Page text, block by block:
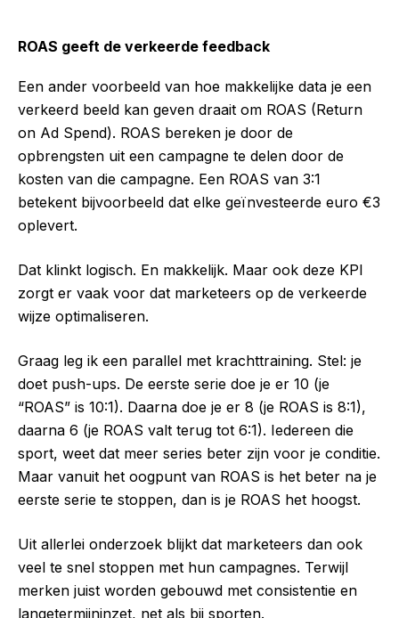
ROAS geeft de verkeerde feedback
Een ander voorbeeld van hoe makkelijke data je een
verkeerd beeld kan geven draait om ROAS (Return
on Ad Spend). ROAS bereken je door de
opbrengsten uit een campagne te delen door de
kosten van die campagne. Een ROAS van 3:1
betekent bijvoorbeeld dat elke geïnvesteerde euro €3
oplevert.
Dat klinkt logisch. En makkelijk. Maar ook deze KPI
zorgt er vaak voor dat marketeers op de verkeerde
wijze optimaliseren.
Graag leg ik een parallel met krachttraining. Stel: je
doet push-ups. De eerste serie doe je er 10 (je
“ROAS” is 10:1). Daarna doe je er 8 (je ROAS is 8:1),
daarna 6 (je ROAS valt terug tot 6:1). Iedereen die
sport, weet dat meer series beter zijn voor je conditie.
Maar vanuit het oogpunt van ROAS is het beter na je
eerste serie te stoppen, dan is je ROAS het hoogst.
Uit allerlei onderzoek blijkt dat marketeers dan ook
veel te snel stoppen met hun campagnes. Terwijl
merken juist worden gebouwd met consistentie en
langetermijninzet, net als bij sporten.